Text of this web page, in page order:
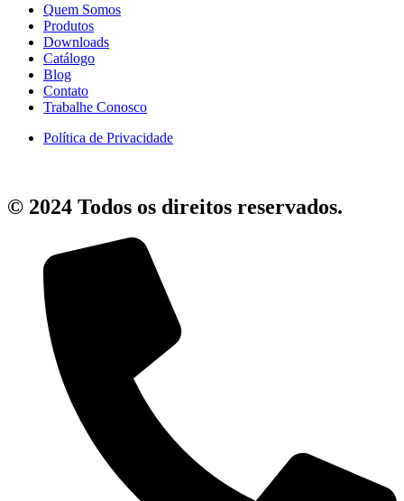
Quem Somos
Produtos
Downloads
Catálogo
Blog
Contato
Trabalhe Conosco
Política de Privacidade
© 2024 Todos os direitos reservados.